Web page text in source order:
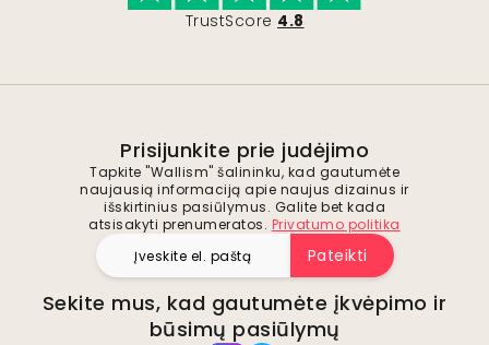
TrustScore 4.8
Prisijunkite prie judėjimo
Tapkite "Wallism" šalininku, kad gautumėte
naujausią informaciją apie naujus dizainus ir
išskirtinius pasiūlymus. Galite bet kada
atsisakyti prenumeratos. Privatumo politika
Pateikti
Sekite mus, kad gautumėte įkvėpimo ir
būsimų pasiūlymų